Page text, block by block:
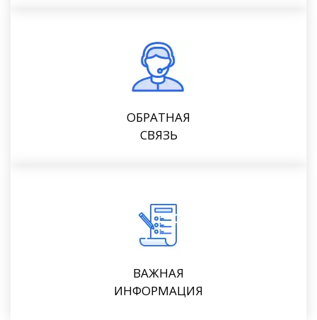
ОБРАТНАЯ
СВЯЗЬ
ВАЖНАЯ
ИНФОРМАЦИЯ